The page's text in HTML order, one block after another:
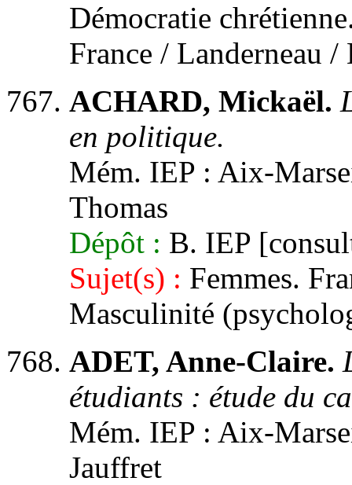
Démocratie
France / Landerneau /
ACHARD, Mickaël.
en politique.
Mém. IEP : Aix-
Thomas
Dépôt : B. IEP
Sujet(s) : Femmes.
Masculinité
ADET, Anne-Claire.
étudiants : étude du
Mém. IEP : Aix-
Jauffret